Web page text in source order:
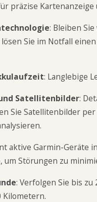
präzise
: Bleiben
Sie im Notfall
: Langlebige
Satellitenbilder:
Sie Satellitenbilder
aktive Garmin-Geräte
um Störungen zu
: Verfolgen Sie bis
Kilometern.